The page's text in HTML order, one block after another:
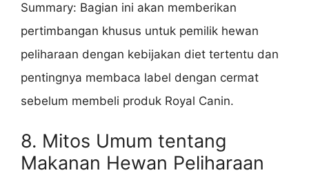
Summary: Bagian ini akan memberikan
pertimbangan khusus untuk pemilik hewan
peliharaan dengan kebijakan diet tertentu dan
pentingnya membaca label dengan cermat
sebelum membeli produk Royal Canin.
8. Mitos Umum tentang
Makanan Hewan Peliharaan